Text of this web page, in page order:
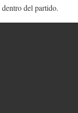
dentro del partido.